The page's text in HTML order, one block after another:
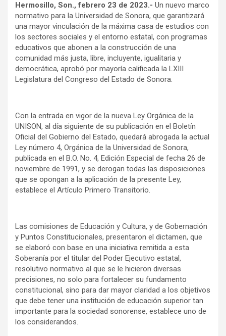
Hermosillo, Son., febrero 23 de 2023.- Un nuevo marco
normativo para la Universidad de Sonora, que garantizará
una mayor vinculación de la máxima casa de estudios con
los sectores sociales y el entorno estatal, con programas
educativos que abonen a la construcción de una
comunidad más justa, libre, incluyente, igualitaria y
democrática, aprobó por mayoría calificada la LXIII
Legislatura del Congreso del Estado de Sonora.
Con la entrada en vigor de la nueva Ley Orgánica de la
UNISON, al día siguiente de su publicación en el Boletín
Oficial del Gobierno del Estado, quedará abrogada la actual
Ley número 4, Orgánica de la Universidad de Sonora,
publicada en el B.O. No. 4, Edición Especial de fecha 26 de
noviembre de 1991, y se derogan todas las disposiciones
que se opongan a la aplicación de la presente Ley,
establece el Artículo Primero Transitorio.
Las comisiones de Educación y Cultura, y de Gobernación
y Puntos Constitucionales, presentaron el dictamen, que
se elaboró con base en una iniciativa remitida a esta
Soberanía por el titular del Poder Ejecutivo estatal,
resolutivo normativo al que se le hicieron diversas
precisiones, no solo para fortalecer su fundamento
constitucional, sino para dar mayor claridad a los objetivos
que debe tener una institución de educación superior tan
importante para la sociedad sonorense, establece uno de
los considerandos.